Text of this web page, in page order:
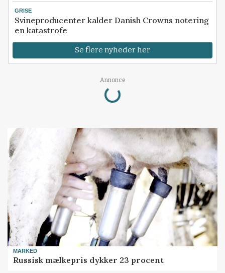
GRISE
Svineproducenter kalder Danish Crowns notering
en katastrofe
Se flere nyheder her
Annonce
Loading...
MARKED
Russisk mælkepris dykker 23 procent